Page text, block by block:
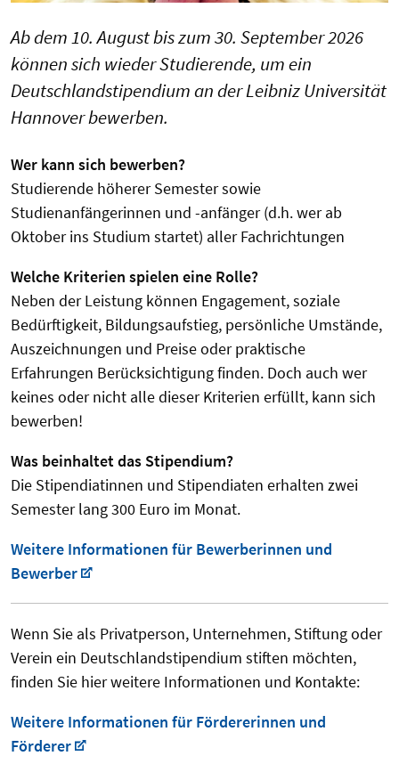
Ab dem 10. August bis zum 30. September 2026
können sich wieder Studierende, um ein
Deutschlandstipendium an der Leibniz Universität
Hannover bewerben.
Wer kann sich bewerben?
Studierende höherer Semester sowie
Studienanfängerinnen und -anfänger (d.h. wer ab
Oktober ins Studium startet) aller Fachrichtungen
Welche Kriterien spielen eine Rolle?
Neben der Leistung können Engagement, soziale
Bedürftigkeit, Bildungsaufstieg, persönliche Umstände,
Auszeichnungen und Preise oder praktische
Erfahrungen Berücksichtigung finden. Doch auch wer
keines oder nicht alle dieser Kriterien erfüllt, kann sich
bewerben!
Was beinhaltet das Stipendium?
Die Stipendiatinnen und Stipendiaten erhalten zwei
Semester lang 300 Euro im Monat.
Weitere Informationen für Bewerberinnen und
Bewerber
Wenn Sie als Privatperson, Unternehmen, Stiftung oder
Verein ein Deutschlandstipendium stiften möchten,
finden Sie hier weitere Informationen und Kontakte:
Weitere Informationen für Fördererinnen und
Förderer